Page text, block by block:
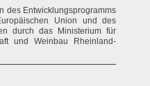
des Entwicklungsprogramms
Union und des
durch das Ministerium für
und Weinbau Rheinland-